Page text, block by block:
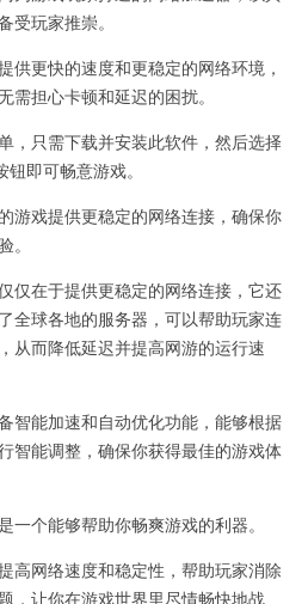
受玩家推崇。
更快的速度和更稳定的网络环境，
需担心卡顿和延迟的困扰。
只需下载并安装此软件，然后选择
即可畅意游戏。
戏提供更稳定的网络连接，确保你
。
在于提供更稳定的网络连接，它还
全球各地的服务器，可以帮助玩家连
从而降低延迟并提高网游的运行速
能加速和自动优化功能，能够根据
智能调整，确保你获得最佳的游戏体
个能够帮助你畅爽游戏的利器。
网络速度和稳定性，帮助玩家消除
，让你在游戏世界里尽情畅快地战